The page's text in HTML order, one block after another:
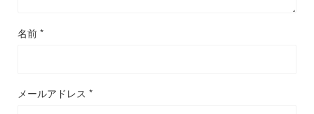
名前 *
メールアドレス *